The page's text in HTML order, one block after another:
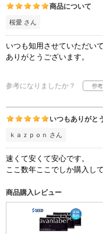
商品について
桜愛 さん
いつも知用させていただいて
ありがとうございます。
参考になりましたか？
いつもありがと
ｋａｚｐｏｎ さん
速くて安くて安心です。
ここ数年ここでしか購入し
商品購入レビュー